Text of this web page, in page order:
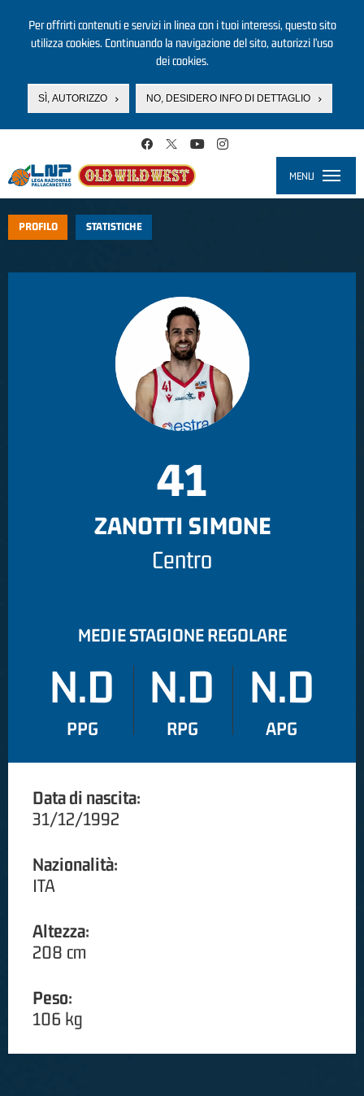
Per offrirti contenuti e servizi in linea con i tuoi interessi, questo sito
utilizza cookies. Continuando la navigazione del sito, autorizzi l’uso
dei cookies.
SÌ, AUTORIZZO NO, DESIDERO INFO DI DETTAGLIO
MENU
PROFILO STATISTICHE
41
ZANOTTI SIMONE
Centro
MEDIE STAGIONE REGOLARE
N.D
PPG
N.D
RPG
N.D
APG
Data di nascita:
31/12/1992
Nazionalità:
ITA
Altezza:
208 cm
Peso:
106 kg